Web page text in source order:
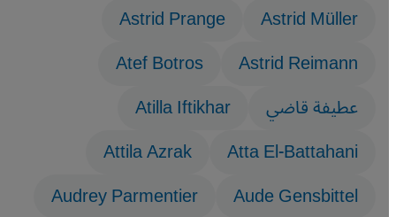
Astrid Müller
Astrid Prange
Astrid Reimann
Atef Botros
عطيفة قاضي
Atilla Iftikhar
Atta El-Battahani
Attila Azrak
Aude Gensbittel
Audrey Parmentier